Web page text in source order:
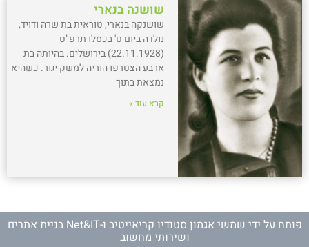
שושנה בנארי
שושנקה בנארי, טוראית בת שרה ודויד,
נולדה ביום ט' בכסלו תרפ"ט
(22.11.1928) בירושלים. בהיותה בת
ארבע הצטרפו הוריה למשק יגור. כשהיא
נמצאת בתוך
קרא עוד »
פותח על ידי שמשי אגמון סטודיו קריאייטיב ו- Net&IT בניית אתרים
ושירותי מחשוב